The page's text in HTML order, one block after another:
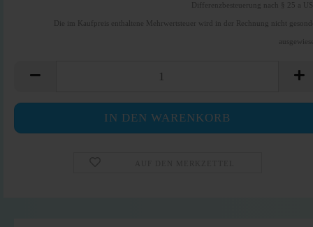
Differenzbesteuerung nach § 25 a
Die im Kaufpreis enthaltene Mehrwertsteuer wird in der Rechnung nicht